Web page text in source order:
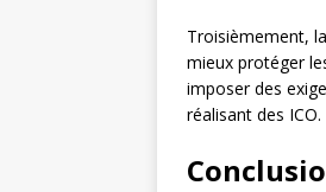
Troisièmement,
mieux protéger
imposer des
réalisant des ICO.